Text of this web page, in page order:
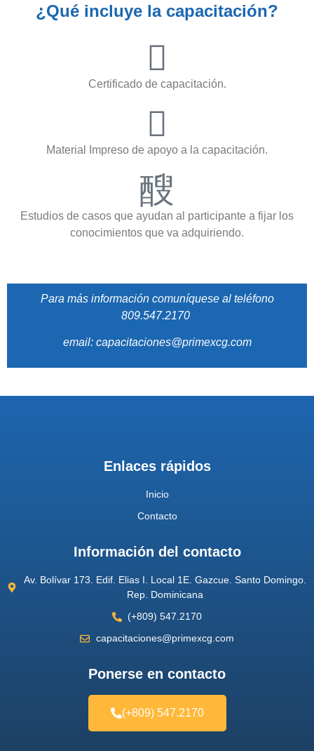
¿Qué incluye la capacitación?
Certificado de capacitación.
Material Impreso de apoyo a la capacitación.
Estudios de casos que ayudan al participante a fijar los
conocimientos que va adquiriendo.
Para más información comuníquese al teléfono
809.547.2170
email: capacitaciones@primexcg.com
Enlaces rápidos
Inicio
Contacto
Información del contacto
Av. Bolívar 173. Edif. Elias I. Local 1E. Gazcue. Santo Domingo.
Rep. Dominicana
(+809) 547.2170
capacitaciones@primexcg.com
Ponerse en contacto
(+809) 547.2170